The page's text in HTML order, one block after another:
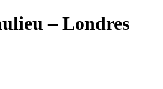
– Londres